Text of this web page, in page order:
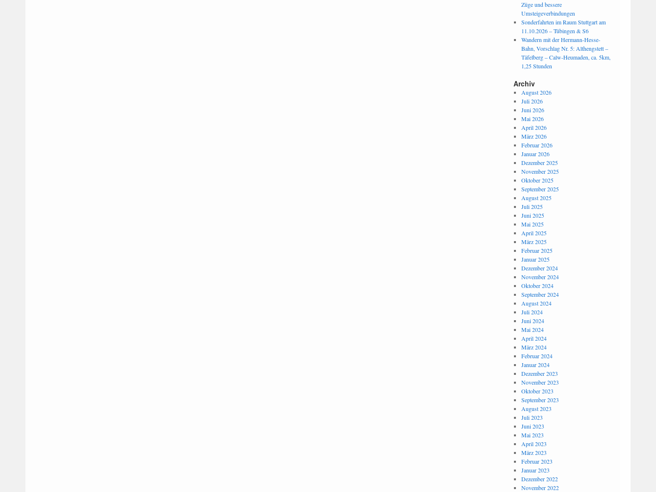
Züge und bessere
Umsteigeverbindungen
Sonderfahrten im Raum Stuttgart am
11.10.2026 – Tübingen & S6
Wandern mit der Hermann-Hesse-
Bahn, Vorschlag Nr. 5: Althengstett –
Täfelberg – Calw-Heumaden, ca. 5km,
1,25 Stunden
Archiv
August 2026
Juli 2026
Juni 2026
Mai 2026
April 2026
März 2026
Februar 2026
Januar 2026
Dezember 2025
November 2025
Oktober 2025
September 2025
August 2025
Juli 2025
Juni 2025
Mai 2025
April 2025
März 2025
Februar 2025
Januar 2025
Dezember 2024
November 2024
Oktober 2024
September 2024
August 2024
Juli 2024
Juni 2024
Mai 2024
April 2024
März 2024
Februar 2024
Januar 2024
Dezember 2023
November 2023
Oktober 2023
September 2023
August 2023
Juli 2023
Juni 2023
Mai 2023
April 2023
März 2023
Februar 2023
Januar 2023
Dezember 2022
November 2022